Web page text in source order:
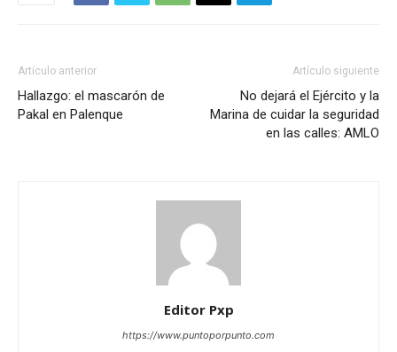
Artículo anterior
Hallazgo: el mascarón de
Pakal en Palenque
Artículo siguiente
No dejará el Ejército y la
Marina de cuidar la seguridad
en las calles: AMLO
Editor Pxp
https://www.puntoporpunto.com